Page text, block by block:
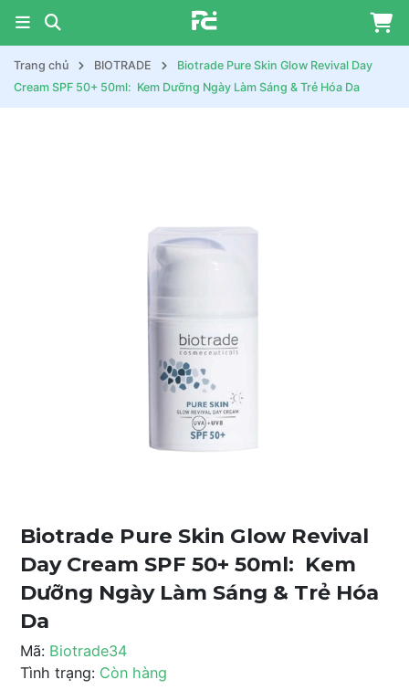
Trang chủ BIOTRADE
Biotrade Pure Skin Glow Revival Day
Cream SPF 50+ 50ml: Kem Dưỡng Ngày Làm Sáng & Trẻ Hóa Da
Biotrade Pure Skin Glow Revival
Day Cream SPF 50+ 50ml: Kem
Dưỡng Ngày Làm Sáng & Trẻ Hóa
Da
Mã: Biotrade34
Tình trạng: Còn hàng